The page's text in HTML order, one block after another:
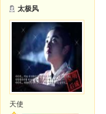
太极风
天使